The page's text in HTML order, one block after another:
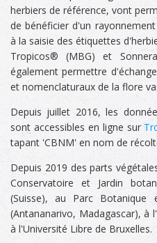
herbiers de référence, vont
de bénéficier d'un
à la saisie des étiquettes
Tropicos® (MBG) et
également permettre
et nomenclaturaux de la flore
Depuis juillet 2016, les
sont accessibles en ligne sur
tapant 'CBNM' en nom de
Depuis 2019 des parts
Conservatoire et Jardin
(Suisse), au Parc Botanique
(Antananarivo, Madagascar), à
à l'Université Libre de Bruxelles.